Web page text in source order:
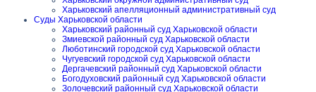
Харьковский апелляционный административный суд
Суды Харьковской области
Харьковский районный суд Харьковской области
Змиевской районный суд Харьковской области
Люботинский городской суд Харьковской области
Чугуевский городской суд Харьковской области
Дергачевский районный суд Харьковской области
Богодуховский районный суд Харьковской области
Золочевский районный суд Харьковской области